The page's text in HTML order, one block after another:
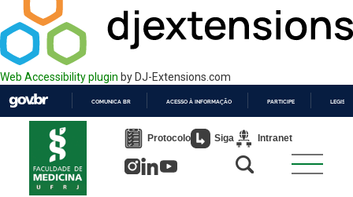
Web Accessibility plugin by DJ-Extensions.com
PARA
COMUNICA BR ACESSO À INFORMAÇÃO PARTICIPE
Protocolo Siga Intranet